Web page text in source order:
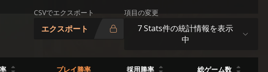
CSVでエクスポート
エクスポート
項目の変更
7 Stats件の統計情報を表示
中
プレイ勝率 採用勝率 総ゲーム数